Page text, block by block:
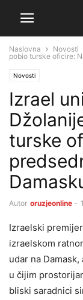
Naslovna Novosti
pobio turske oficire:
Novosti
Izrael
turske
Autor oruzjeonline -
Izraelski
izraelskom
udar na Damask,
u čijim
bliski saradnici